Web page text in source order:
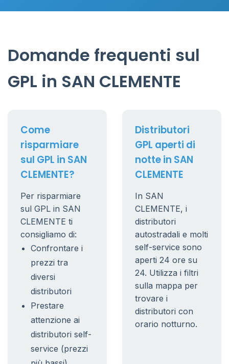
Domande frequenti sul
GPL in SAN CLEMENTE
Come
risparmiare
sul GPL in SAN
CLEMENTE?
Per risparmiare
sul GPL in SAN
CLEMENTE ti
consigliamo di:
Confrontare i
prezzi tra
diversi
distributori
Prestare
attenzione ai
distributori self-
service (prezzi
Distributori
GPL aperti di
notte in SAN
CLEMENTE
In SAN
CLEMENTE, i
distributori
autostradali e molti
self-service sono
aperti 24 ore su
24. Utilizza i filtri
sulla mappa per
trovare i
distributori con
orario notturno.